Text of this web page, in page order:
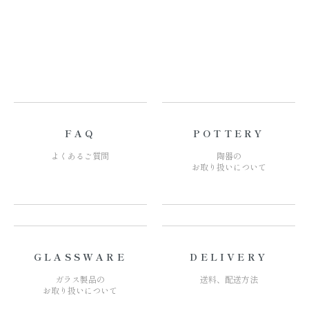
FAQ
よくあるご質問
POTTERY
陶器の
お取り扱いについて
GLASSWARE
ガラス製品の
お取り扱いについて
DELIVERY
送料、配送方法